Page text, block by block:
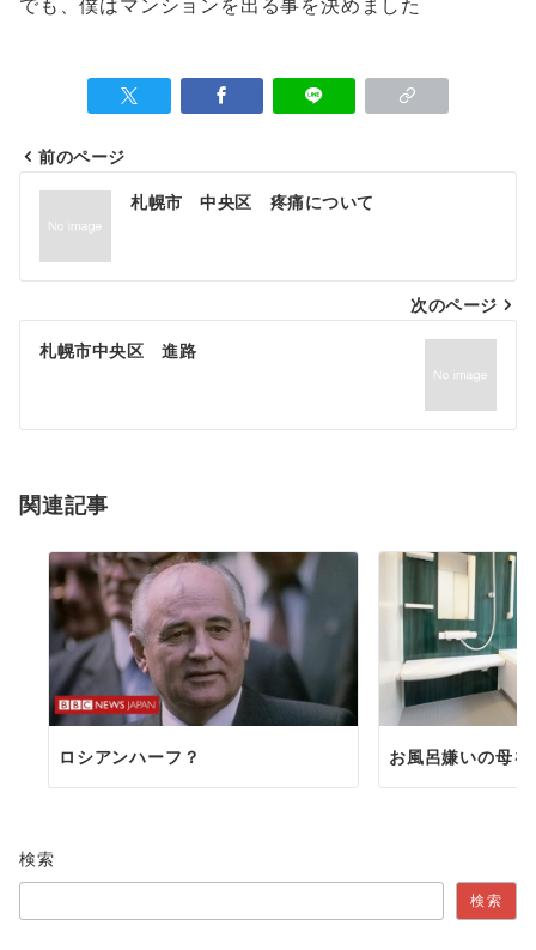
でも、僕はマンションを出る事を決めました
投
ナ
ビ
ゲ
シ
ン
前のページ
札幌市 中央区 疼痛について
次のページ
札幌市中央区 進路
関連記事
ロシアンハーフ？ お風呂嫌いの母
検索
検索